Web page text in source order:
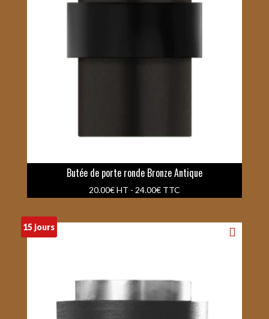
Butée de porte ronde Bronze Antique
20.00€HT - 24.00€TTC
15 jours